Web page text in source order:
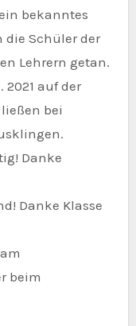
bekanntes
die Schüler der
Lehrern getan.
2021 auf der
bei
Danke
Danke Klasse
beim